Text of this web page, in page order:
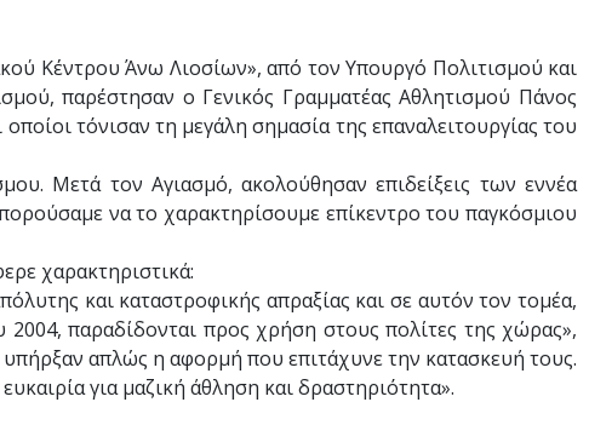
Κέντρου Άνω Λιοσίων», από τον Υπουργό Πολιτισμού και
παρέστησαν ο Γενικός Γραμματέας Αθλητισμού Πάνος
τόνισαν τη μεγάλη σημασία της επαναλειτουργίας του
Μετά τον Αγιασμό, ακολούθησαν επιδείξεις των εννέα
να το χαρακτηρίσουμε επίκεντρο του παγκόσμιου
χαρακτηριστικά:
και καταστροφικής απραξίας και σε αυτόν τον τομέα,
παραδίδονται προς χρήση στους πολίτες της χώρας»,
απλώς η αφορμή που επιτάχυνε την κατασκευή τους.
για μαζική άθληση και δραστηριότητα».